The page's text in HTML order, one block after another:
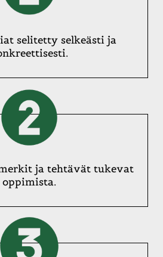
selitetty selkeästi ja
ja tehtävät tukevat
oppimista.